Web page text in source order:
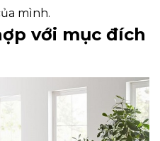
mình.
với mục đích